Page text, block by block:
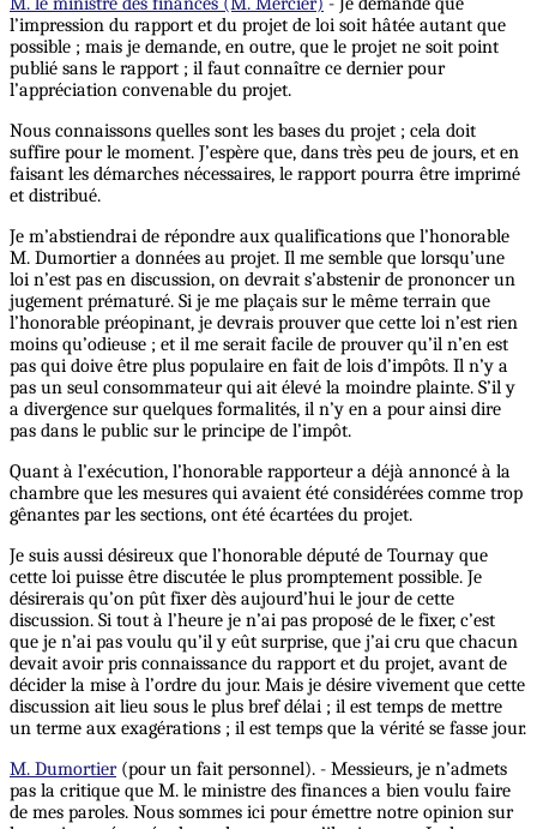
l’impression du rapport et du projet de loi soit hâtée autant que
possible ; mais je demande, en outre, que le projet ne soit point
publié sans le rapport ; il faut connaître ce dernier pour
l’appréciation convenable du projet.
Nous connaissons quelles sont les bases du projet ; cela doit
suffire pour le moment. J’espère que, dans très peu de jours, et en
faisant les démarches nécessaires, le rapport pourra être imprimé
et distribué.
Je m’abstiendrai de répondre aux qualifications que l’honorable
M. Dumortier a données au projet. Il me semble que lorsqu’une
loi n’est pas en discussion, on devrait s’abstenir de prononcer un
jugement prématuré. Si je me plaçais sur le même terrain que
l’honorable préopinant, je devrais prouver que cette loi n’est rien
moins qu’odieuse ; et il me serait facile de prouver qu’il n’en est
pas qui doive être plus populaire en fait de lois d’impôts. Il n’y a
pas un seul consommateur qui ait élevé la moindre plainte. S’il y
a divergence sur quelques formalités, il n’y en a pour ainsi dire
pas dans le public sur le principe de l’impôt.
Quant à l’exécution, l’honorable rapporteur a déjà annoncé à la
chambre que les mesures qui avaient été considérées comme trop
gênantes par les sections, ont été écartées du projet.
Je suis aussi désireux que l’honorable député de Tournay que
cette loi puisse être discutée le plus promptement possible. Je
désirerais qu’on pût fixer dès aujourd’hui le jour de cette
discussion. Si tout à l’heure je n’ai pas proposé de le fixer, c’est
que je n’ai pas voulu qu’il y eût surprise, que j’ai cru que chacun
devait avoir pris connaissance du rapport et du projet, avant de
décider la mise à l’ordre du jour. Mais je désire vivement que cette
discussion ait lieu sous le plus bref délai ; il est temps de mettre
un terme aux exagérations ; il est temps que la vérité se fasse jour.
M. Dumortier(pour un fait personnel). - Messieurs, je n’admets
pas la critique que M. le ministre des finances a bien voulu faire
de mes paroles. Nous sommes ici pour émettre notre opinion sur